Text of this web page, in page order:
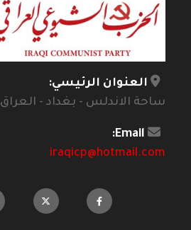
العنوان الرئيسي:
ساحة الاندلس - بغداد - العراق
Email:
iraqicp@hotmail.com